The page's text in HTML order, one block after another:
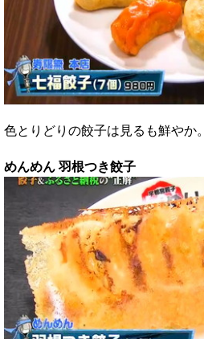
色とりどりの餃子は見るも鮮やか。
めんめん 羽根つき餃子